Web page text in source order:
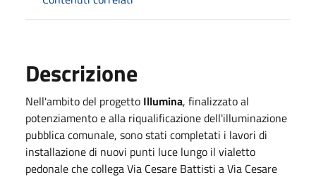
Descrizione
Nell'ambito del progetto Illumina, finalizzato al
potenziamento e alla riqualificazione dell'illuminazione
pubblica comunale, sono stati completati i lavori di
installazione di nuovi punti luce lungo il vialetto
pedonale che collega Via Cesare Battisti a Via Cesare